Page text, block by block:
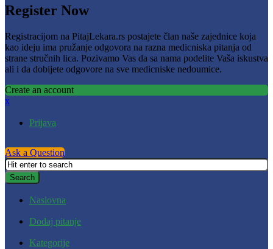
Register Now
Registracijom na PitajLekara.rs postajete član naše zajednice koja
kao ideju ima pružanje odgovora na razna medicniska pitanja od
strane stručnih lica. Pozivamo Vas da sa nama podelite Vaša iskustva
ali i da dobijete odgovore na sve medicniske nedoumice.
Create an account
x
Prijava
Ask a Question
Naslovna
Dodaj pitanje
Kategorije